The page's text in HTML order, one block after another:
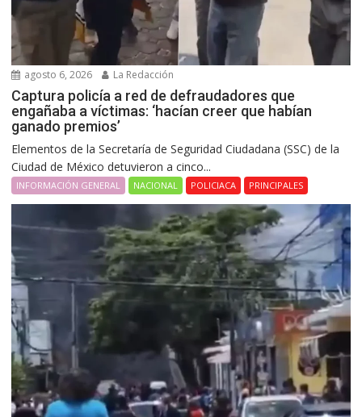
agosto 6, 2026 La Redacción
Captura policía a red de defraudadores que
engañaba a víctimas: ‘hacían creer que habían
ganado premios’
Elementos de la Secretaría de Seguridad Ciudadana (SSC) de la
Ciudad de México detuvieron a cinco...
INFORMACIÓN GENERAL NACIONAL POLICIACA PRINCIPALES